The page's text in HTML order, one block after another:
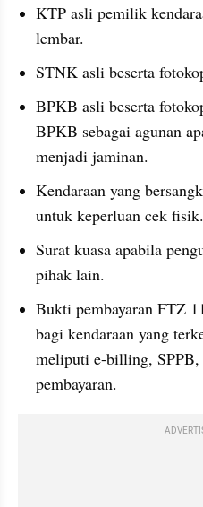
KTP asli pemilik
lembar.
STNK asli beserta
BPKB asli beserta
BPKB sebagai agunan
menjadi jaminan.
Kendaraan yang
untuk keperluan cek fisik.
Surat kuasa apabila
pihak lain.
Bukti pembayaran FTZ
bagi kendaraan yang
meliputi e-billing,
pembayaran.